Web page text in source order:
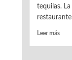
tequilas.
Leer másLeer